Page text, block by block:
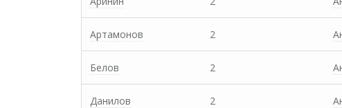
Артамонов 2
Белов 2
Данилов 2